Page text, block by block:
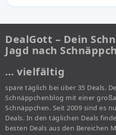
DealGott – Dein
Jagd nach
… vielfältig
spare täglich bei über 35 Deals.
Schnäppchenblog mit einer
Schnäppchen. Seit 2009 sind es
Deals. In den täglichen Deals
besten Deals aus den Bereichen